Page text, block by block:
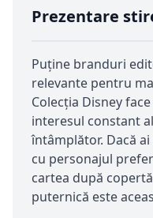
Prezentare
Puține branduri
relevante pentru
Colecția Disney
interesul constant
întâmplător. Dacă
cu personajul
cartea după
puternică este